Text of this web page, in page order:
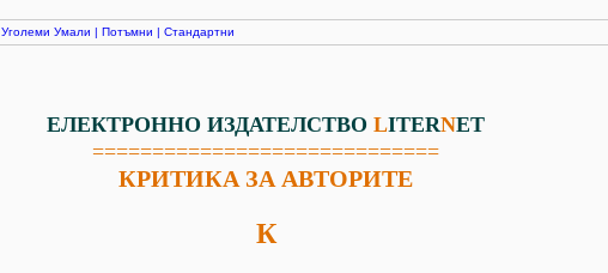
Уголеми Умали | Потъмни | Стандартни
ЕЛЕКТРОННО ИЗДАТЕЛСТВО LITERNET
=============================
КРИТИКА ЗА АВТОРИТЕ
К